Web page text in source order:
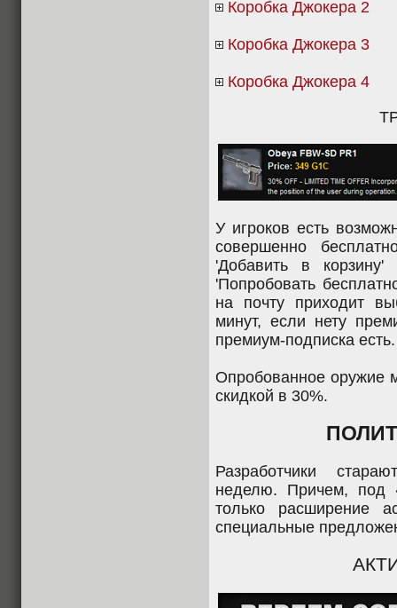
Коробка Джокера 2
Коробка Джокера 3
Коробка Джокера 4
У игроков есть
совершенно
'Добавить в корзину'
'Попробовать
на почту приходит
минут, если нету
премиум-подписка есть.
Опробованное оружие
скидкой в 30%.
Разработчики
неделю. Причем, под
только расширение
специальные